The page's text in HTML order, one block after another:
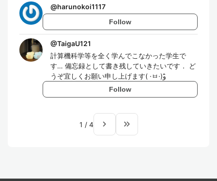
@harunokoi1117
Follow
@TaigaU121
計算機科学等を全く学んでこなかった学生で
す… 備忘録として書き残していきたいです． ど
Follow
1 / 4 navigate_next keyboard_double_arrow_right